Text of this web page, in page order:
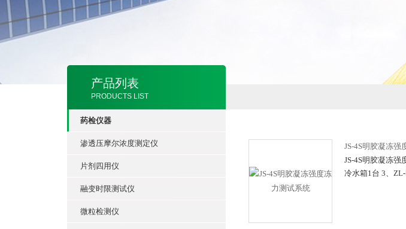
产品列表
PRODUCTS LIST
药检仪器
渗透压摩尔浓度测定仪
片剂四用仪
融变时限测试仪
微粒检测仪
JS-4S明胶凝冻强
JS-4S明胶凝冻强
冷水箱1台 3、